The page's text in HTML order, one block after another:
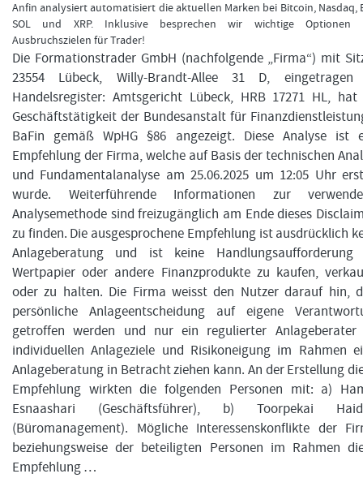
Anfin analysiert automatisiert die aktuellen Marken bei Bitcoin, Nasdaq,
SOL und XRP. Inklusive besprechen wir wichtige Optionen
Ausbruchszielen für Trader!
Die Formationstrader GmbH (nachfolgende „Firma“) mit
23554 Lübeck, Willy-Brandt-Allee 31 D,
Handelsregister: Amtsgericht Lübeck, HRB 17271 HL,
Geschäftstätigkeit der Bundesanstalt für
BaFin gemäß WpHG §86 angezeigt. Diese Analyse ist
Empfehlung der Firma, welche auf Basis der technischen
und Fundamentalanalyse am 25.06.2025 um 12:05 Uhr
wurde. Weiterführende Informationen zur
Analysemethode sind freizugänglich am Ende dieses
zu finden. Die ausgesprochene Empfehlung ist ausdrücklich
Anlageberatung und ist keine Handlungsaufforderung
Wertpapier oder andere Finanzprodukte zu kaufen,
oder zu halten. Die Firma weisst den Nutzer darauf hin,
persönliche Anlageentscheidung auf eigene
getroffen werden und nur ein regulierter Anlageberater
individuellen Anlageziele und Risikoneigung im Rahmen
Anlageberatung in Betracht ziehen kann. An der Erstellung
Empfehlung wirkten die folgenden Personen mit: a)
Esnaashari (Geschäftsführer), b) Toorpekai
(Büromanagement). Mögliche Interessenskonflikte der
beziehungsweise der beteiligten Personen im Rahmen
Empfehlung …